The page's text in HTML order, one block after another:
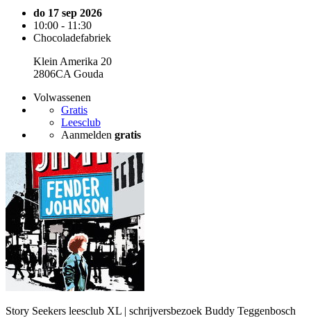
do 17 sep 2026
10:00 - 11:30
Chocoladefabriek
Klein Amerika 20
2806CA Gouda
Volwassenen
Gratis
Leesclub
Aanmelden gratis
Story Seekers leesclub XL | schrijversbezoek Buddy Teggenbosch